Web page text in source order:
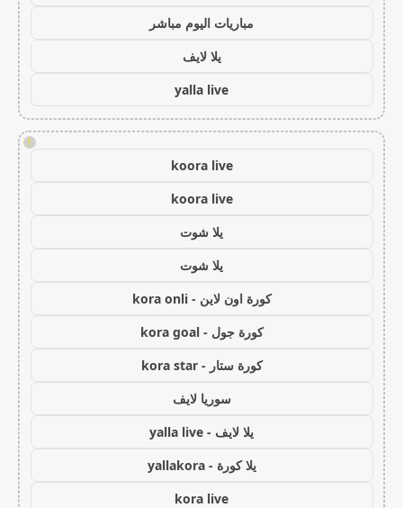
مباريات اليوم مباشر
يلا لايف
yalla live
!
koora live
koora live
يلا شوت
يلا شوت
كورة اون لاين - kora onli
كورة جول - kora goal
كورة ستار - kora star
سوريا لايف
يلا لايف - yalla live
يلا كورة - yallakora
kora live